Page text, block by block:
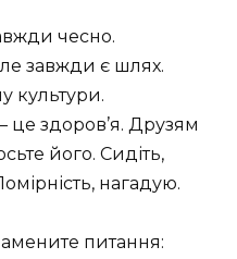
чесно.
завжди є шлях.
культури.
це здоров’я. Друзям
його. Сидіть,
нагадую.
питання: